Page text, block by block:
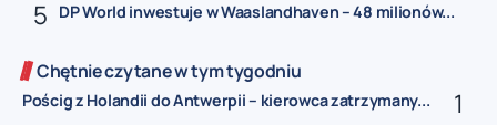
DP World inwestuje w Waaslandhaven – 48 milionów...
Chętnie czytane w tym tygodniu
Pościg z Holandii do Antwerpii – kierowca zatrzymany...